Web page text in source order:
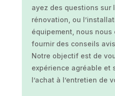
ayez des questions sur
rénovation, ou
équipement, nous nous
fournir des conseils
Notre objectif est de
expérience agréable et
l’achat à l’entretien de